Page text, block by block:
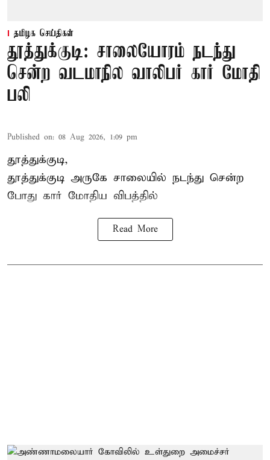
தமிழக செய்திகள்
தூத்துக்குடி: சாலையோரம் நடந்து
சென்ற வடமாநில வாலிபர் கார் மோதி
பலி
Published on: 08 Aug 2026, 1:09 pm
தூத்துக்குடி,
தூத்துக்குடி அருகே சாலையில் நடந்து சென்ற
போது கார் மோதிய விபத்தில்
Read More